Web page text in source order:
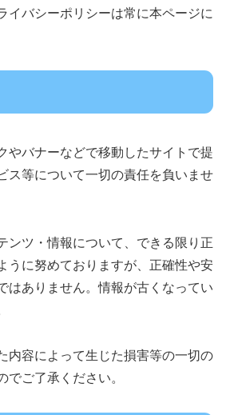
イバシーポリシーは常に本ページに
やバナーなどで移動したサイトで提
ス等について一切の責任を負いませ
ンツ・情報について、できる限り正
うに努めておりますが、正確性や安
はありません。情報が古くなってい
内容によって生じた損害等の一切の
でご了承ください。